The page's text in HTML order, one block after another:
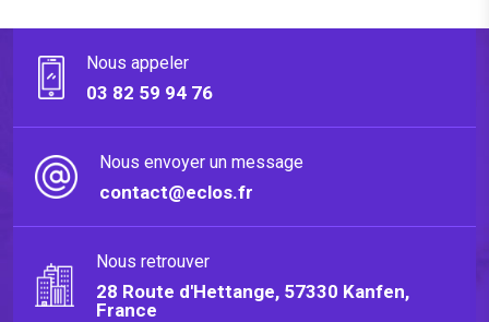
Nous appeler
03 82 59 94 76
Nous envoyer un message
contact@eclos.fr
Nous retrouver
28 Route d'Hettange, 57330 Kanfen,
France